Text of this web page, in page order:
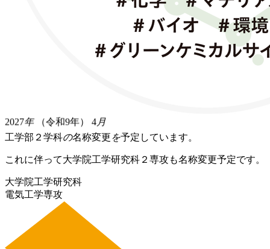
2027年 （令和9年） 4月
工学部２学科の名称変更を予定しています。
これに伴って大学院工学研究科２専攻も名称変更予定です。
大学院工学研究科
電気工学専攻